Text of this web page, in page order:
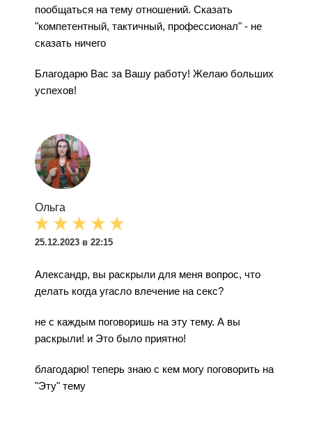
пообщаться на тему отношений. Сказать
"компетентный, тактичный, профессионал" - не
сказать ничего
Благодарю Вас за Вашу работу! Желаю больших
успехов!
Ольга
25.12.2023 в 22:15
Александр, вы раскрыли для меня вопрос, что
делать когда угасло влечение на секс?
не с каждым поговоришь на эту тему. А вы
раскрыли! и Это было приятно!
благодарю! теперь знаю с кем могу поговорить на
"Эту" тему